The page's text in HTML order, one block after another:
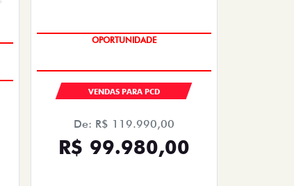
OPORTUNIDADE
VENDAS PARA PCD
De: R$ 119.990,00
R$ 99.980,00